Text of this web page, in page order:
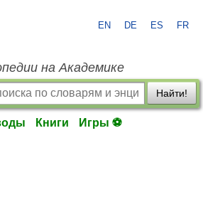
EN DE ES FR
на Академике
Найти!
Книги Игры ⚽